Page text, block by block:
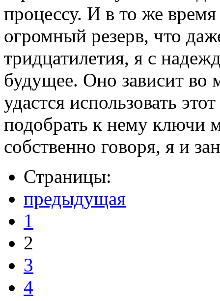
процессу. И в то же время
огромный резерв, что
тридцатилетия, я с
будущее. Оно зависит во
удастся использовать
подобрать к нему ключи
собственно говоря, я и
Страницы:
предыдущая
1
2
3
4